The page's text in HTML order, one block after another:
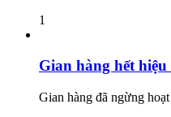
1
Gian hàng hết hiệu
Gian hàng đã ngừng